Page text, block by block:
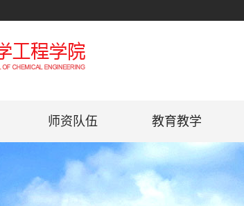
师资队伍 教育教学